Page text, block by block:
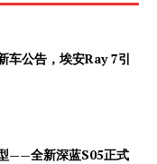
车公告，埃安Ray 7引
——全新深蓝S05正式